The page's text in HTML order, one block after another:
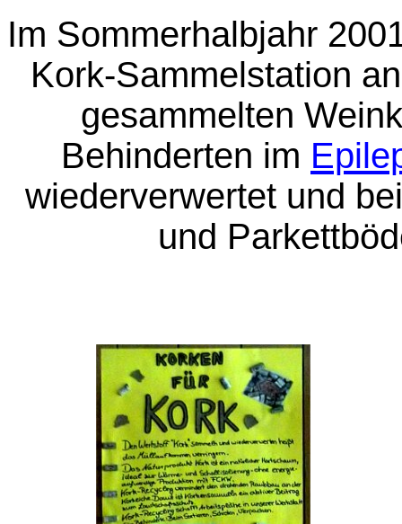
Im Sommerhalbjahr
Kork-Sammelstation
gesammelten
Behinderten im
wiederverwertet und
und